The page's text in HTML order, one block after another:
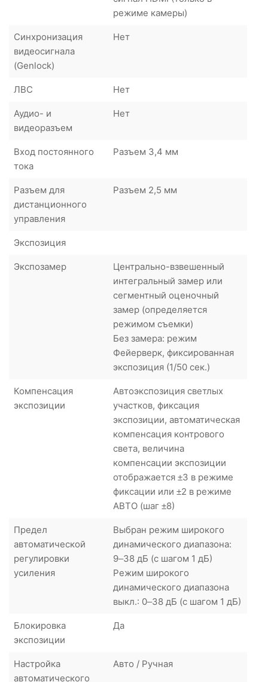
режиме камеры)
Синхронизация
видеосигнала
(Genlock)
Нет
ЛВС Нет
Аудио- и
видеоразъем
Нет
Вход постоянного
тока
Разъем 3,4 мм
Разъем для
дистанционного
управления
Разъем 2,5 мм
Экспозиция
Экспозамер
Центрально-взвешенный
интегральный замер или
сегментный оценочный
замер (определяется
режимом съемки)
Без замера: режим
Фейерверк, фиксированная
экспозиция (1/50 сек.)
Компенсация
экспозиции
Автоэкспозиция светлых
участков, фиксация
экспозиции, автоматическая
компенсация контрового
света, величина
компенсации экспозиции
отображается ±3 в режиме
фиксации или ±2 в режиме
АВТО (шаг ±8)
Предел
автоматической
регулировки
усиления
Выбран режим широкого
динамического диапазона:
9–38 дБ (с шагом 1 дБ)
Режим широкого
динамического диапазона
выкл.: 0–38 дБ (с шагом 1 дБ)
Блокировка
экспозиции
Да
Настройка
автоматического
Авто / Ручная